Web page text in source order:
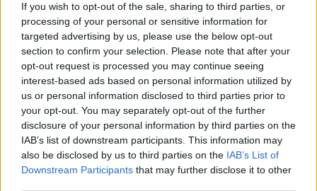
If you wish to opt-out of the sale, sharing to third parties, or
processing of your personal or sensitive information for
targeted advertising by us, please use the below opt-out
section to confirm your selection. Please note that after your
opt-out request is processed you may continue seeing
interest-based ads based on personal information utilized by
us or personal information disclosed to third parties prior to
your opt-out. You may separately opt-out of the further
disclosure of your personal information by third parties on the
IAB’s list of downstream participants. This information may
also be disclosed by us to third parties on the IAB’s List of
Downstream Participants that may further disclose it to other
Riepilogo stagione
Titolare 0 - 0%
Entrato 0 - 0 %
Squalificato 0 - 0%
%
Inutilizzato 38 - 100%